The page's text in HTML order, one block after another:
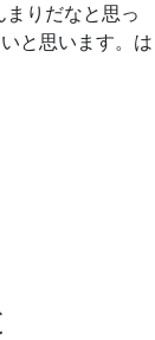
りだなと思っ
と思います。は